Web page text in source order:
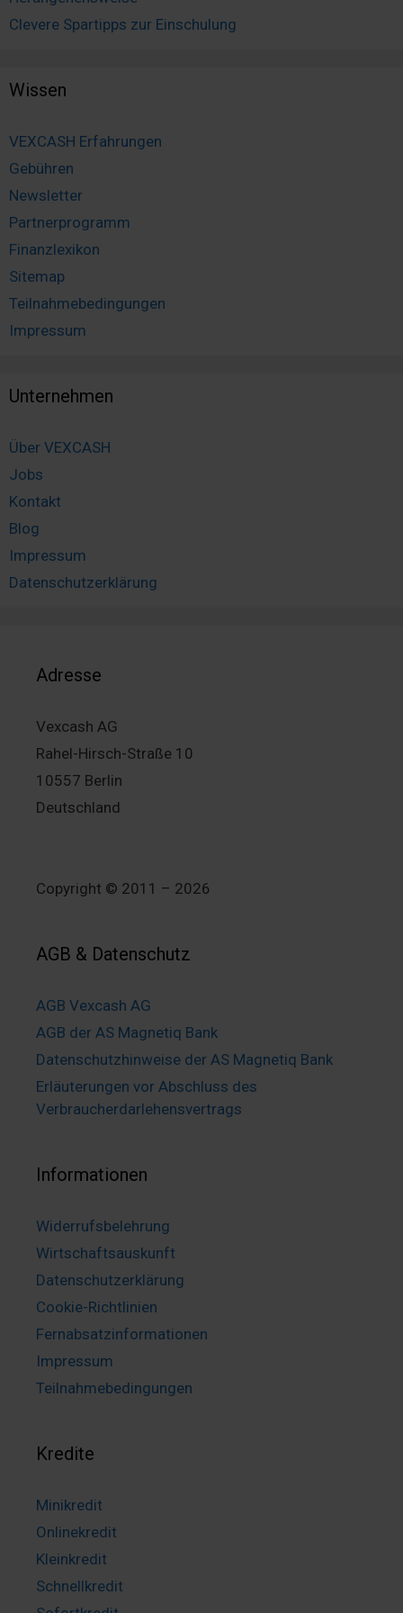
Clevere Spartipps zur Einschulung
Wissen
VEXCASH Erfahrungen
Gebühren
Newsletter
Partnerprogramm
Finanzlexikon
Sitemap
Teilnahmebedingungen
Impressum
Unternehmen
Über VEXCASH
Jobs
Kontakt
Blog
Impressum
Datenschutzerklärung
Adresse
Vexcash AG
Rahel-Hirsch-Straße 10
10557 Berlin
Deutschland
Copyright © 2011 – 2026
AGB & Datenschutz
AGB Vexcash AG
AGB der AS Magnetiq Bank
Datenschutzhinweise der AS Magnetiq Bank
Erläuterungen vor Abschluss des
Verbraucherdarlehensvertrags
Informationen
Widerrufsbelehrung
Wirtschaftsauskunft
Datenschutzerklärung
Cookie-Richtlinien
Fernabsatzinformationen
Impressum
Teilnahmebedingungen
Kredite
Minikredit
Onlinekredit
Kleinkredit
Schnellkredit